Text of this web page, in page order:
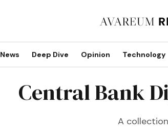
News Deep Dive Opinion Technology
Central Bank
A